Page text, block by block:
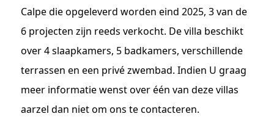
Calpe die opgeleverd worden eind 2025, 3 van de
6 projecten zijn reeds verkocht. De villa beschikt
over 4 slaapkamers, 5 badkamers, verschillende
terrassen en een privé zwembad. Indien U graag
meer informatie wenst over één van deze villas
aarzel dan niet om ons te contacteren.